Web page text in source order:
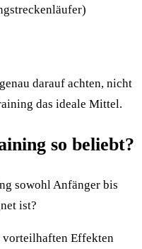
darauf achten, nicht
das ideale Mittel.
so beliebt?
sowohl Anfänger bis
ist?
vorteilhaften Effekten